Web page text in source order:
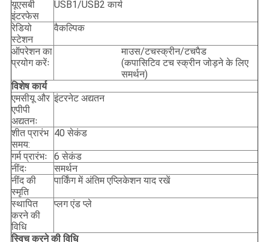
यूएसबी
इंटरफेस
USB1/USB2 कार्य
रेडियो
स्टेशन
वैकल्पिक
ऑपरेशन का
प्रयोग करेंः
माउस/टचस्क्रीन/टचपैड
(कपासिटिव टच स्क्रीन जोड़ने के लिए
समर्थन)
विशेष कार्य
एमसीयू और
एपीपी
अद्यतनः
इंटरनेट अद्यतन
शीत प्रारंभ
समय:
40 सेकंड
गर्म प्रारंभः
6 सेकंड
नींदः
समर्थन
नींद की
स्मृति
पार्किंग में अंतिम एप्लिकेशन याद रखें
स्थापित
करने की
विधि
प्लग एंड प्ले
स्विच करने की विधि